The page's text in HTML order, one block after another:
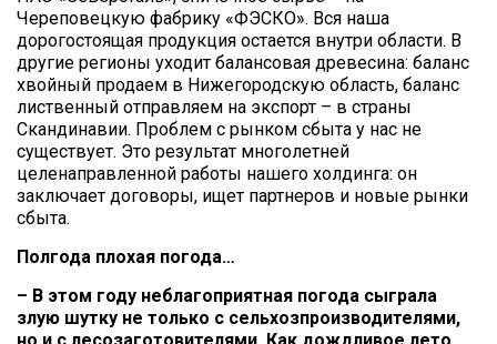
Череповецкую фабрику «ФЭСКО». Вся наша
дорогостоящая продукция остается внутри области. В
другие регионы уходит балансовая древесина: баланс
хвойный продаем в Нижегородскую область, баланс
лиственный отправляем на экспорт – в страны
Скандинавии. Проблем с рынком сбыта у нас не
существует. Это результат многолетней
целенаправленной работы нашего холдинга: он
заключает договоры, ищет партнеров и новые рынки
сбыта.
Полгода плохая погода…
– В этом году неблагоприятная погода сыграла
злую шутку не только с сельхозпроизводителями,